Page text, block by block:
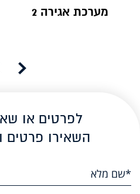
מערכת אגירה 2
לפרטים או
השאירו פרטים